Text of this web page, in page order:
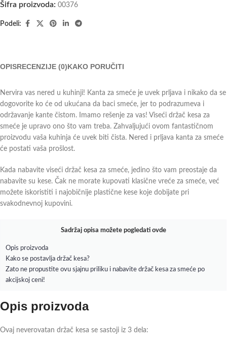
Šifra proizvoda: 00376
Podeli:
OPISRECENZIJE (0)KAKO PORUČITI
Nervira vas nered u kuhinji! Kanta za smeće je uvek prljava i nikako da se
dogovorite ko će od ukućana da baci smeće, jer to podrazumeva i
održavanje kante čistom. Imamo rešenje za vas! Viseći držač kesa za
smeće je upravo ono što vam treba. Zahvaljujući ovom fantastičnom
proizvodu vaša kuhinja će uvek biti čista. Nered i prljava kanta za smeće
će postati vaša prošlost.
Kada nabavite viseći držač kesa za smeće, jedino što vam preostaje da
nabavite su kese. Čak ne morate kupovati klasične vreće za smeće, već
možete iskoristiti i najobičnije plastične kese koje dobijate pri
svakodnevnoj kupovini.
Sadržaj opisa možete pogledati ovde
Opis proizvoda
Kako se postavlja držač kesa?
Zato ne propustite ovu sjajnu priliku i nabavite držač kesa za smeće po
akcijskoj ceni!
Opis proizvoda
Ovaj neverovatan držač kesa se sastoji iz 3 dela: